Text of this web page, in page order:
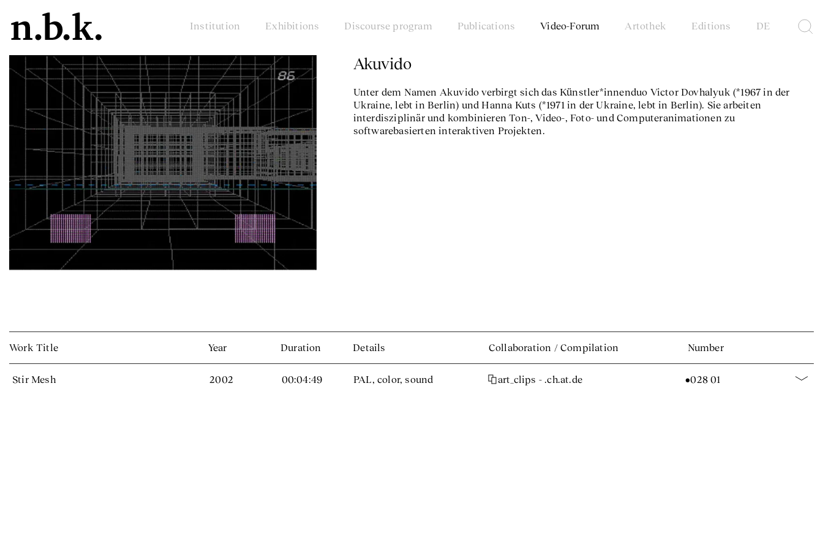
Institution Exhibitions Discourse program Publications Video-Forum Artothek Editions DE
Akuvido
Unter dem Namen Akuvido verbirgt sich das Künstler*innenduo Victor Dovhalyuk (*1967 in der
Ukraine, lebt in Berlin) und Hanna Kuts (*1971 in der Ukraine, lebt in Berlin). Sie arbeiten
interdisziplinär und kombinieren Ton-, Video-, Foto- und Computeranimationen zu
softwarebasierten interaktiven Projekten.
Work Title Year Duration Details Collaboration / Compilation Number
Stir Mesh 2002 00:04:49 PAL, color, sound art_clips - .ch.at.de •028 01